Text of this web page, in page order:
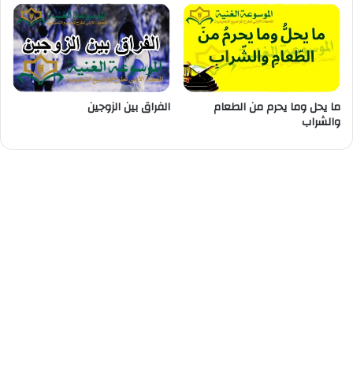
ما يحل وما يحرم من الطعام
والشراب
الفراق بين الزوجين